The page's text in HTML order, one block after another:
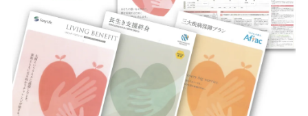
PACKAGINGパッケージデザイン
WEBウェブデザイン
SPACE/INTERIOR空間デザイン